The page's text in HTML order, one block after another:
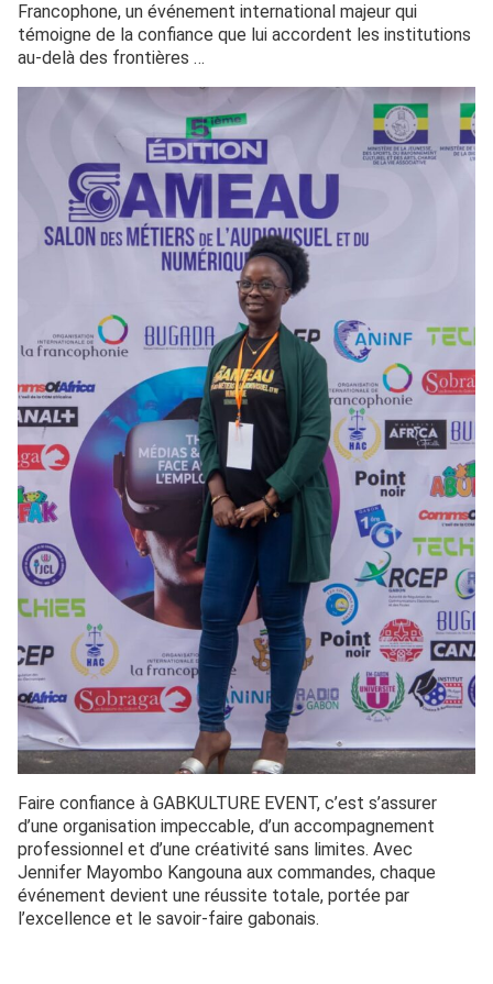
Francophone, un événement international majeur qui
témoigne de la confiance que lui accordent les institutions
au-delà des frontières …
Faire confiance à GABKULTURE EVENT, c’est s’assurer
d’une organisation impeccable, d’un accompagnement
professionnel et d’une créativité sans limites. Avec
Jennifer Mayombo Kangouna aux commandes, chaque
événement devient une réussite totale, portée par
l’excellence et le savoir-faire gabonais.